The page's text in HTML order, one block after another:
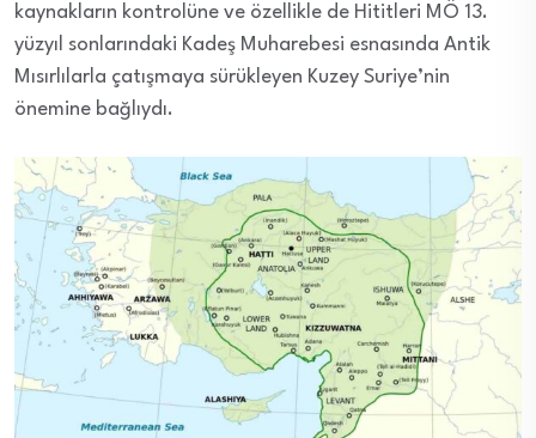
kaynakların kontrolüne ve özellikle de Hititleri MÖ 13.
yüzyıl sonlarındaki Kadeş Muharebesi esnasında Antik
Mısırlılarla çatışmaya sürükleyen Kuzey Suriye’nin
önemine bağlıydı.